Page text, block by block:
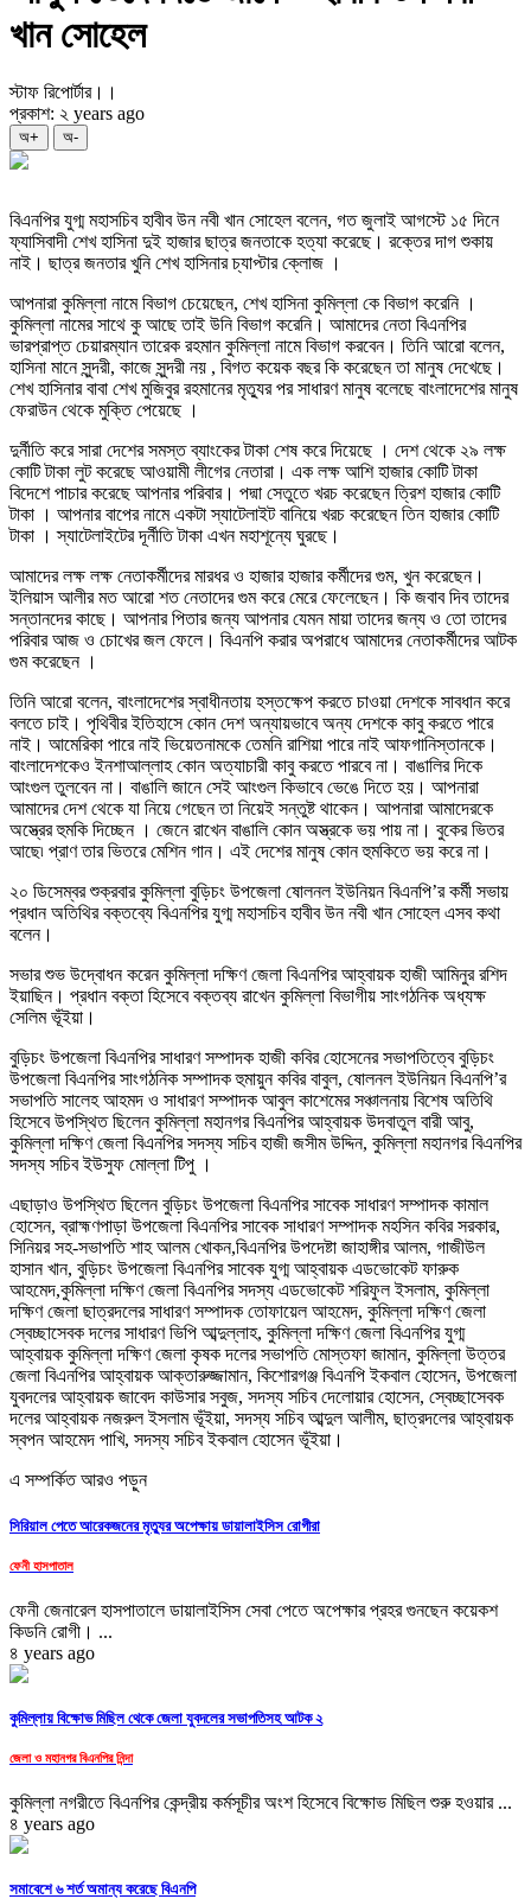
খান সোহেল
স্টাফ রিপোর্টার।।
প্রকাশ: ২ years ago
অ+ অ-
বিএনপির যুগ্ম মহাসচিব হাবীব উন নবী খান সোহেল বলেন, গত জুলাই আগস্টে ১৫ দিনে
ফ্যাসিবাদী শেখ হাসিনা দুই হাজার ছাত্র জনতাকে হত্যা করেছে। রক্তের দাগ শুকায়
নাই। ছাত্র জনতার খুনি শেখ হাসিনার চ্যাপ্টার ক্লোজ ।
আপনারা কুমিল্লা নামে বিভাগ চেয়েছেন, শেখ হাসিনা কুমিল্লা কে বিভাগ করেনি ।
কুমিল্লা নামের সাথে কু আছে তাই উনি বিভাগ করেনি। আমাদের নেতা বিএনপির
ভারপ্রাপ্ত চেয়ারম্যান তারেক রহমান কুমিল্লা নামে বিভাগ করবেন। তিনি আরো বলেন,
হাসিনা মানে সুন্দরী, কাজে সুন্দরী নয় , বিগত কয়েক বছর কি করেছেন তা মানুষ দেখেছে।
শেখ হাসিনার বাবা শেখ মুজিবুর রহমানের মৃত্যুর পর সাধারণ মানুষ বলেছে বাংলাদেশের মানুষ
ফেরাউন থেকে মুক্তি পেয়েছে ।
দুর্নীতি করে সারা দেশের সমস্ত ব্যাংকের টাকা শেষ করে দিয়েছে । দেশ থেকে ২৯ লক্ষ
কোটি টাকা লুট করেছে আওয়ামী লীগের নেতারা। এক লক্ষ আশি হাজার কোটি টাকা
বিদেশে পাচার করেছে আপনার পরিবার। পদ্মা সেতুতে খরচ করেছেন ত্রিশ হাজার কোটি
টাকা । আপনার বাপের নামে একটা স্যাটেলাইট বানিয়ে খরচ করেছেন তিন হাজার কোটি
টাকা । স্যাটেলাইটের দূর্নীতি টাকা এখন মহাশূন্যে ঘুরছে।
আমাদের লক্ষ লক্ষ নেতাকর্মীদের মারধর ও হাজার হাজার কর্মীদের গুম, খুন করেছেন।
ইলিয়াস আলীর মত আরো শত নেতাদের গুম করে মেরে ফেলেছেন। কি জবাব দিব তাদের
সন্তানদের কাছে। আপনার পিতার জন্য আপনার যেমন মায়া তাদের জন্য ও তো তাদের
পরিবার আজ ও চোখের জল ফেলে। বিএনপি করার অপরাধে আমাদের নেতাকর্মীদের আটক
গুম করেছেন ।
তিনি আরো বলেন, বাংলাদেশের স্বাধীনতায় হস্তক্ষেপ করতে চাওয়া দেশকে সাবধান করে
বলতে চাই। পৃথিবীর ইতিহাসে কোন দেশ অন্যায়ভাবে অন্য দেশকে কাবু করতে পারে
নাই। আমেরিকা পারে নাই ভিয়েতনামকে তেমনি রাশিয়া পারে নাই আফগানিস্তানকে।
বাংলাদেশকেও ইনশাআল্লাহ কোন অত্যাচারী কাবু করতে পারবে না। বাঙালির দিকে
আংগুল তুলবেন না। বাঙালি জানে সেই আংগুল কিভাবে ভেঙে দিতে হয়। আপনারা
আমাদের দেশ থেকে যা নিয়ে গেছেন তা নিয়েই সন্তুষ্ট থাকেন। আপনারা আমাদেরকে
অস্ত্রের হুমকি দিচ্ছেন । জেনে রাখেন বাঙালি কোন অস্ত্রকে ভয় পায় না। বুকের ভিতর
আছে৷ প্রাণ তার ভিতরে মেশিন গান। এই দেশের মানুষ কোন হুমকিতে ভয় করে না।
২০ ডিসেম্বর শুক্রবার কুমিল্লা বুড়িচং উপজেলা ষোলনল ইউনিয়ন বিএনপি’র কর্মী সভায়
প্রধান অতিথির বক্তব্যে বিএনপির যুগ্ম মহাসচিব হাবীব উন নবী খান সোহেল এসব কথা
বলেন।
সভার শুভ উদ্বোধন করেন কুমিল্লা দক্ষিণ জেলা বিএনপির আহ্বায়ক হাজী আমিনুর রশিদ
ইয়াছিন। প্রধান বক্তা হিসেবে বক্তব্য রাখেন কুমিল্লা বিভাগীয় সাংগঠনিক অধ্যক্ষ
সেলিম ভূঁইয়া।
বুড়িচং উপজেলা বিএনপির সাধারণ সম্পাদক হাজী কবির হোসেনের সভাপতিত্বে বুড়িচং
উপজেলা বিএনপির সাংগঠনিক সম্পাদক হুমায়ুন কবির বাবুল, ষোলনল ইউনিয়ন বিএনপি’র
সভাপতি সালেহ আহমদ ও সাধারণ সম্পাদক আবুল কাশেমের সঞ্চালনায় বিশেষ অতিথি
হিসেবে উপস্থিত ছিলেন কুমিল্লা মহানগর বিএনপির আহ্বায়ক উদবাতুল বারী আবু,
কুমিল্লা দক্ষিণ জেলা বিএনপির সদস্য সচিব হাজী জসীম উদ্দিন, কুমিল্লা মহানগর বিএনপির
সদস্য সচিব ইউসুফ মোল্লা টিপু ।
এছাড়াও উপস্থিত ছিলেন বুড়িচং উপজেলা বিএনপির সাবেক সাধারণ সম্পাদক কামাল
হোসেন, ব্রাহ্মণপাড়া উপজেলা বিএনপির সাবেক সাধারণ সম্পাদক মহসিন কবির সরকার,
সিনিয়র সহ-সভাপতি শাহ আলম খোকন,বিএনপির উপদেষ্টা জাহাঙ্গীর আলম, গাজীউল
হাসান খান, বুড়িচং উপজেলা বিএনপির সাবেক যুগ্ম আহ্বায়ক এডভোকেট ফারুক
আহমেদ,কুমিল্লা দক্ষিণ জেলা বিএনপির সদস্য এডভোকেট শরিফুল ইসলাম, কুমিল্লা
দক্ষিণ জেলা ছাত্রদলের সাধারণ সম্পাদক তোফায়েল আহমেদ, কুমিল্লা দক্ষিণ জেলা
স্বেচ্ছাসেবক দলের সাধারণ ভিপি আব্দুল্লাহ, কুমিল্লা দক্ষিণ জেলা বিএনপির যুগ্ম
আহ্বায়ক কুমিল্লা দক্ষিণ জেলা কৃষক দলের সভাপতি মোস্তফা জামান, কুমিল্লা উত্তর
জেলা বিএনপির আহ্বায়ক আক্তারুজ্জামান, কিশোরগঞ্জ বিএনপি ইকবাল হোসেন, উপজেলা
যুবদলের আহ্বায়ক জাবেদ কাউসার সবুজ, সদস্য সচিব দেলোয়ার হোসেন, স্বেচ্ছাসেবক
দলের আহ্বায়ক নজরুল ইসলাম ভূঁইয়া, সদস্য সচিব আব্দুল আলীম, ছাত্রদলের আহ্বায়ক
স্বপন আহমেদ পাখি, সদস্য সচিব ইকবাল হোসেন ভূঁইয়া।
এ সম্পর্কিত আরও পড়ুন
সিরিয়াল পেতে আরেকজনের মৃত্যুর অপেক্ষায় ডায়ালাইসিস রোগীরা
ফেনী হাসপাতাল
ফেনী জেনারেল হাসপাতালে ডায়ালাইসিস সেবা পেতে অপেক্ষার প্রহর গুনছেন কয়েকশ
কিডনি রোগী। ...
৪ years ago
কুমিল্লায় বিক্ষোভ মিছিল থেকে জেলা যুবদলের সভাপতিসহ আটক ২
জেলা ও মহানগর বিএনপির নিন্দা
কুমিল্লা নগরীতে বিএনপির কেন্দ্রীয় কর্মসূচীর অংশ হিসেবে বিক্ষোভ মিছিল শুরু হওয়ার ...
৪ years ago
সমাবেশে ৬ শর্ত অমান্য করেছে বিএনপি